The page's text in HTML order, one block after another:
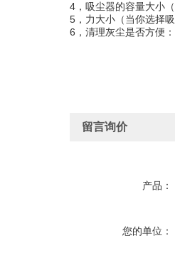
4，吸尘器的容量大小
5，力大小（当你选择
6，清理灰尘是否方便
留言询价
产品：
您的单位：